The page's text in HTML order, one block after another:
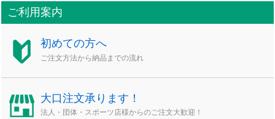
ご利用案内
初めての方へ
ご注文方法から納品までの流れ
大口注文承ります！
法人・団体・スポーツ店様からのご注文大歓迎！